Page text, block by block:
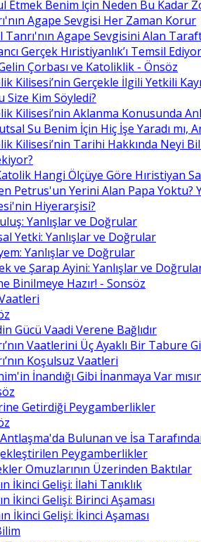
Etmek Benim İçin Neden Bu Kadar
Agape Sevgisi Her Zaman Korur
Tanrı'nın Agape Sevgisini Alan
Gerçek Hıristiyanlık’ı Temsil
Çorbası ve Katoliklik - Önsöz
Kilisesi’nin Gerçekle İlgili Yetkili
Size Kim Söyledi?
Kilisesi’nin Aklanma Konusunda
Su Benim İçin Hiç İşe Yaradı mı,
Kilisesi’nin Tarihi Hakkında Neyi
Hangi Ölçüye Göre Hıristiyan
Petrus'un Yerini Alan Papa Yoktu?
Hiyerarşisi?
Yanlışlar ve Doğrular
Yetki: Yanlışlar ve Doğrular
Yanlışlar ve Doğrular
ve Şarap Ayini: Yanlışlar ve
Binilmeye Hazır! - Sonsöz
Gücü Vaadi Verene Bağlıdır
Vaatlerini Üç Ayaklı Bir Tabure
Koşulsuz Vaatleri
İnandığı Gibi İnanmaya Var
Getirdiği Peygamberlikler
Bulunan ve İsa
Peygamberlikler
Omuzlarının Üzerinden Baktılar
İkinci Gelişi: İlahi Tanıklık
İkinci Gelişi: Birinci Aşaması
İkinci Gelişi: İkinci Aşaması